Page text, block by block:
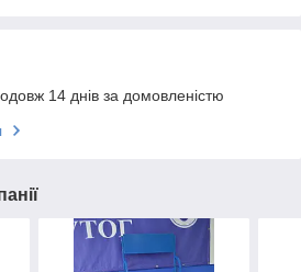
14 днів за домовленістю